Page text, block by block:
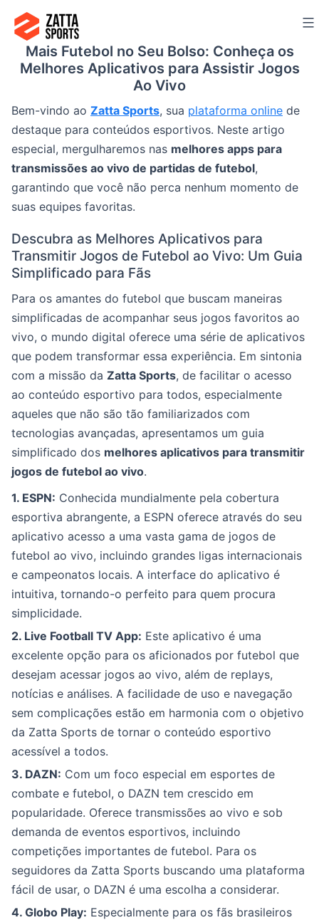
para
conteúdo
Mais Futebol no Seu Bolso: Conheça os
Melhores Aplicativos para Assistir Jogos
Ao Vivo
Bem-vindo ao Zatta Sports, sua plataforma online de
destaque para conteúdos esportivos. Neste artigo
especial, mergulharemos nas melhores apps para
transmissões ao vivo de partidas de futebol,
garantindo que você não perca nenhum momento de
suas equipes favoritas.
Descubra as Melhores Aplicativos para
Transmitir Jogos de Futebol ao Vivo: Um Guia
Simplificado para Fãs
Para os amantes do futebol que buscam maneiras
simplificadas de acompanhar seus jogos favoritos ao
vivo, o mundo digital oferece uma série de aplicativos
que podem transformar essa experiência. Em sintonia
com a missão da Zatta Sports, de facilitar o acesso
ao conteúdo esportivo para todos, especialmente
aqueles que não são tão familiarizados com
tecnologias avançadas, apresentamos um guia
simplificado dos melhores aplicativos para transmitir
jogos de futebol ao vivo.
1. ESPN: Conhecida mundialmente pela cobertura
esportiva abrangente, a ESPN oferece através do seu
aplicativo acesso a uma vasta gama de jogos de
futebol ao vivo, incluindo grandes ligas internacionais
e campeonatos locais. A interface do aplicativo é
intuitiva, tornando-o perfeito para quem procura
simplicidade.
2. Live Football TV App: Este aplicativo é uma
excelente opção para os aficionados por futebol que
desejam acessar jogos ao vivo, além de replays,
notícias e análises. A facilidade de uso e navegação
sem complicações estão em harmonia com o objetivo
da Zatta Sports de tornar o conteúdo esportivo
acessível a todos.
3. DAZN: Com um foco especial em esportes de
combate e futebol, o DAZN tem crescido em
popularidade. Oferece transmissões ao vivo e sob
demanda de eventos esportivos, incluindo
competições importantes de futebol. Para os
seguidores da Zatta Sports buscando uma plataforma
fácil de usar, o DAZN é uma escolha a considerar.
4. Globo Play: Especialmente para os fãs brasileiros